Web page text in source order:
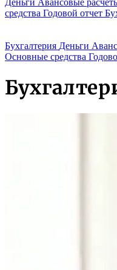
Деньги Авансовые
средства Годовой отчет
Бухгалтерия Деньги
Основные средства